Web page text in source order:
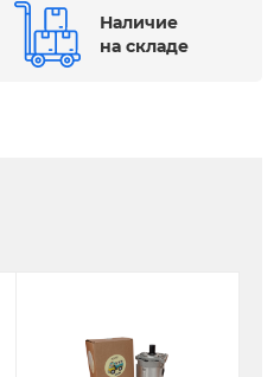
Наличие
на складе